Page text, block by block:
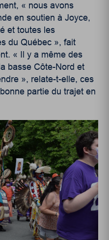
« nous avons
en soutien à Joyce,
et toutes les
du Québec », fait
« Il y a même des
basse Côte-Nord et
», relate-t-elle, ces
partie du trajet en